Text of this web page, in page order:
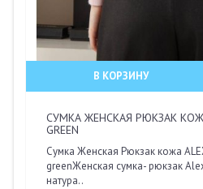
В КОРЗИНУ
СУМКА ЖЕНСКАЯ РЮКЗАК
GREEN
Сумка Женская Рюкзак кожа
greenЖенская сумка- рюкзак
натура..